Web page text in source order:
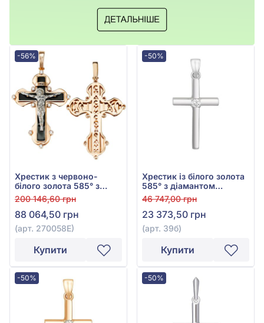
-56%
Хрестик з червоно-
білого золота 585° з
чорною емаллю та
фіанітом/куб.цирконієм,
арт. 270058Е
200 146,60 грн
88 064,50 грн
(арт. 270058Е)
Купити
-50%
Хрестик із білого золота
585° з діамантом
0,095ct, арт. 39б
46 747,00 грн
23 373,50 грн
(арт. 39б)
Купити
-50% -50%